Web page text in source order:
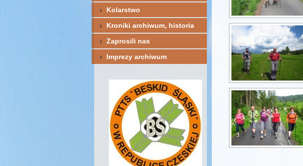
Kolarstwo
Kroniki archiwum, historia
Zaprosili nas
Imprezy archiwum